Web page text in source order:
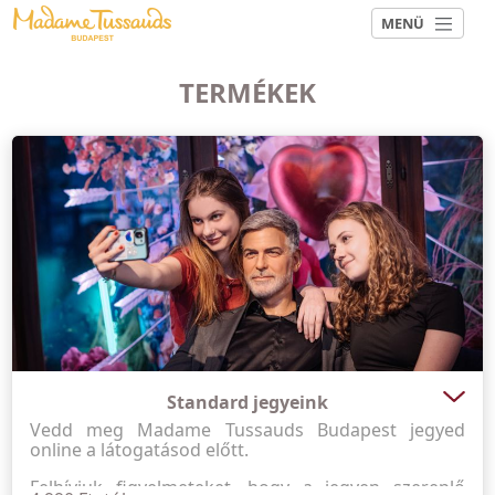
MENÜ
TERMÉKEK
Standard jegyeink
Vedd meg Madame Tussauds Budapest jegyed
online a látogatásod előtt.
Felhívjuk figyelmeteket, hogy a jegyen szereplő